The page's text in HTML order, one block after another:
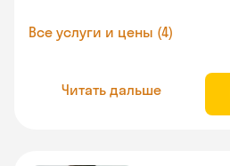
Все услуги и цены (4)
Читать дальше